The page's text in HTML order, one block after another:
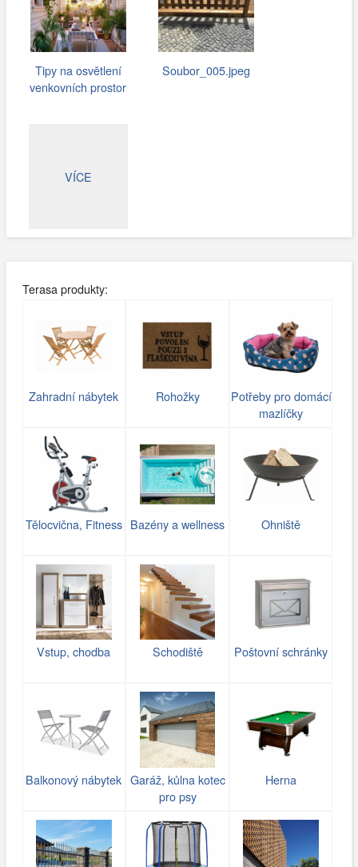
Tipy na osvětlení
venkovních prostor
Soubor_005.jpeg
VÍCE
Terasa produkty:
Zahradní nábytek Rohožky
Potřeby pro domácí
mazlíčky
Tělocvična, Fitness Bazény a wellness Ohniště
Vstup, chodba Schodiště Poštovní schránky
Balkonový nábytek Garáž, kůlna kotec
pro psy
Herna